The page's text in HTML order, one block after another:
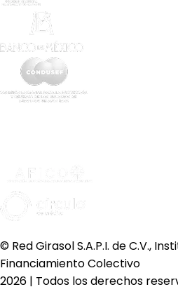
© Red Girasol S.A.P.I. de C.V.,
Financiamiento Colectivo
2026 | Todos los derechos